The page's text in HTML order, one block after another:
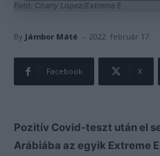
Fotó: Charly Lopez/Extreme E
By Jámbor Máté - 2022. február 17.
Facebook X
Pozitív Covid-teszt után el
Arábiába az egyik Extreme E